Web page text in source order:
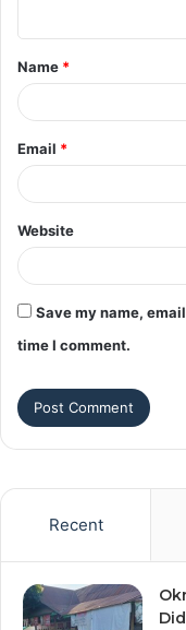
t
*
Name *
Email *
Website
Save my name,
time I comment.
Recent